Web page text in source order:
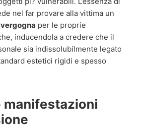
nel far provare alla vittima un
vergogna per le proprie
inducendola a credere che il
sia indissolubilmente legato
estetici rigidi e spesso
manifestazioni